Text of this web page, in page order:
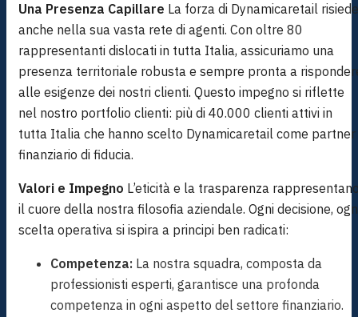
Una Presenza Capillare La forza di Dynamicaretail risiede
anche nella sua vasta rete di agenti. Con oltre 80
rappresentanti dislocati in tutta Italia, assicuriamo una
presenza territoriale robusta e sempre pronta a
alle esigenze dei nostri clienti. Questo impegno si riflette
nel nostro portfolio clienti: più di 40.000 clienti attivi in
tutta Italia che hanno scelto Dynamicaretail come partner
finanziario di fiducia.
Valori e Impegno L’eticità e la trasparenza
il cuore della nostra filosofia aziendale. Ogni decisione,
scelta operativa si ispira a principi ben radicati:
Competenza: La nostra squadra, composta da
professionisti esperti, garantisce una profonda
competenza in ogni aspetto del settore finanziario.